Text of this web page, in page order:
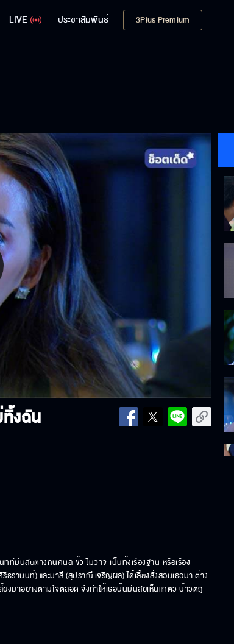
LIVE ประชาสัมพันธ์ 3Plus Premium
ทิ้งฉัน
มีนิสัยต่างกันคนละขั้ว ไม่ว่าจะเป็นทั้งเรื่องฐานะหรือเรื่อง
านนท์) และมาลี (สุปราณี เจริญผล) ได้เลี้ยงสั่งสอนเธอมา ต่าง
ยงมาอย่างตามใจตลอด จึงทำให้เธอนั้นมีนิสัยเห็นแก่ตัว บ้าวัตถุ